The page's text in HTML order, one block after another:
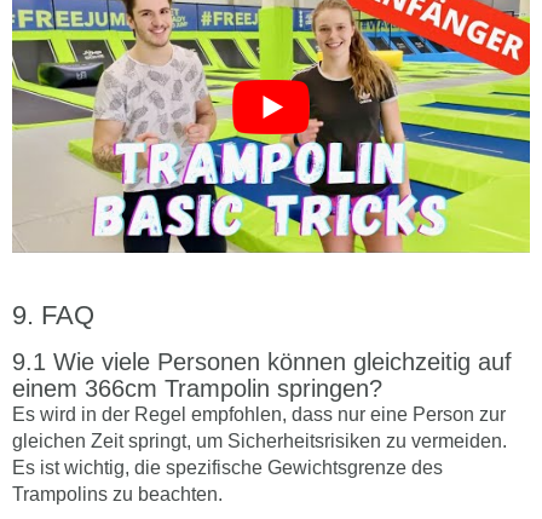
FAQ
Wie viele Personen können gleichzeitig auf
einem 366cm Trampolin springen?
Es wird in der Regel empfohlen, dass nur eine Person zur
gleichen Zeit springt, um Sicherheitsrisiken zu vermeiden.
Es ist wichtig, die spezifische Gewichtsgrenze des
Trampolins zu beachten.